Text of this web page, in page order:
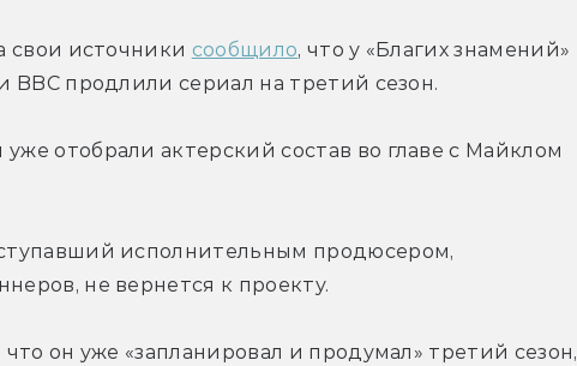
свои источники сообщило, что у «Благих знамений»
BBC продлили сериал на третий сезон.
отобрали актерский состав во главе с Майклом
исполнительным продюсером,
не вернется к проекту.
он уже «запланировал и продумал» третий сезон,